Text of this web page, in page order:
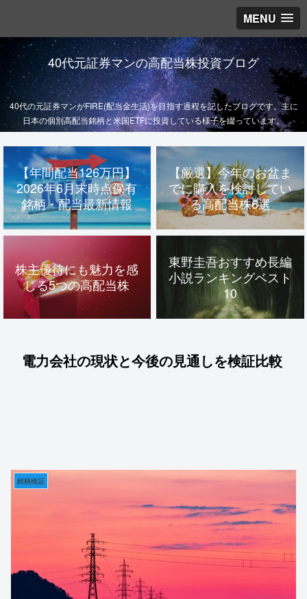
MENU
40代元証券マンの高配当株投資ブログ
40代の元証券マンがFIRE(配当金生活)を目指す過程を記したブログです。主に
日本の個別高配当銘柄と米国ETFに投資している様子を綴っています。
【年間配当126万円】
2026年6月末時点保有
銘柄・配当最新情報
【厳選】今年のお盆ま
でに購入を検討してい
る高配当株6選
株主優待にも魅力を感
じる5つの高配当株
東野圭吾おすすめ長編
小説ランキングベスト
10
電力会社の現状と今後の見通しを検証比較
銘柄検証